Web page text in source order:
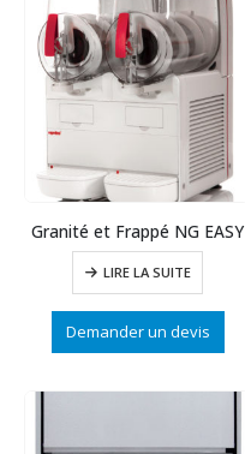
Granité et Frappé NG EASY
LIRE LA SUITE
Demander un devis